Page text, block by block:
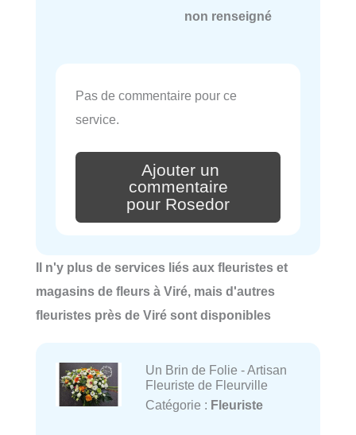
non renseigné
Pas de commentaire pour ce
service.
Ajouter un
commentaire
pour Rosedor
Il n'y plus de services liés aux fleuristes et
magasins de fleurs à Viré, mais d'autres
fleuristes près de Viré sont disponibles
Un Brin de Folie - Artisan
Fleuriste de Fleurville
Catégorie : Fleuriste